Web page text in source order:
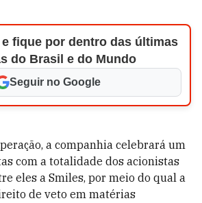
e fique por dentro das últimas
do Brasil e do Mundo
Seguir no Google
a companhia celebrará um
com a totalidade dos acionistas
eles a Smiles, por meio do qual a
de veto em matérias